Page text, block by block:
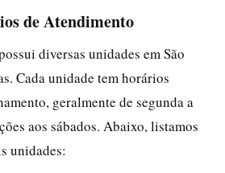
de Atendimento
diversas unidades em São
Cada unidade tem horários
geralmente de segunda a
aos sábados. Abaixo, listamos
unidades: